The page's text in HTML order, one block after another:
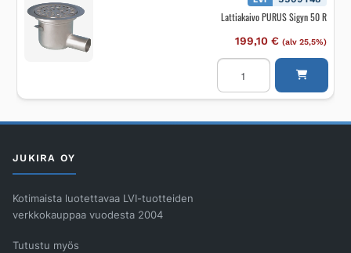
kaivoille
määrä
Lattiakaivo PURUS Sigyn 50 R
199,10 € (alv 25,5%)
Lattiakaivo
PURUS
Sigyn
50
JUKIRA OY
Kotimaista luotettavaa LVI-tuotteiden
verkkokauppaa vuodesta 2004
Tutustu myös